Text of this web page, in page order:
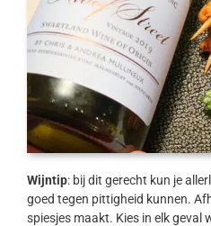
Wijntip: bij dit gerecht kun je
goed tegen pittigheid kunnen.
spiesjes maakt. Kies in elk geval